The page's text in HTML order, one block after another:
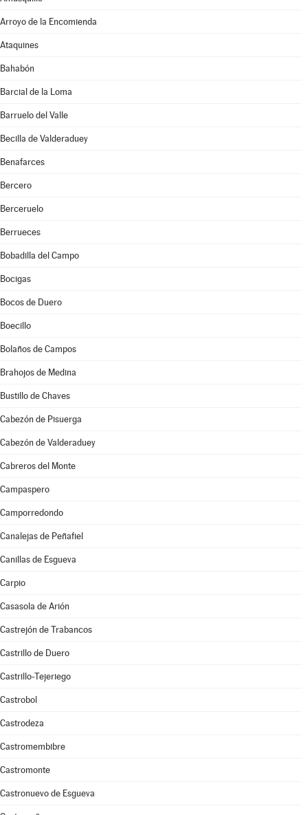
Arroyo de la Encomienda
Ataquines
Bahabón
Barcial de la Loma
Barruelo del Valle
Becilla de Valderaduey
Benafarces
Bercero
Berceruelo
Berrueces
Bobadilla del Campo
Bocigas
Bocos de Duero
Boecillo
Bolaños de Campos
Brahojos de Medina
Bustillo de Chaves
Cabezón de Pisuerga
Cabezón de Valderaduey
Cabreros del Monte
Campaspero
Camporredondo
Canalejas de Peñafiel
Canillas de Esgueva
Carpio
Casasola de Arión
Castrejón de Trabancos
Castrillo de Duero
Castrillo-Tejeriego
Castrobol
Castrodeza
Castromembibre
Castromonte
Castronuevo de Esgueva